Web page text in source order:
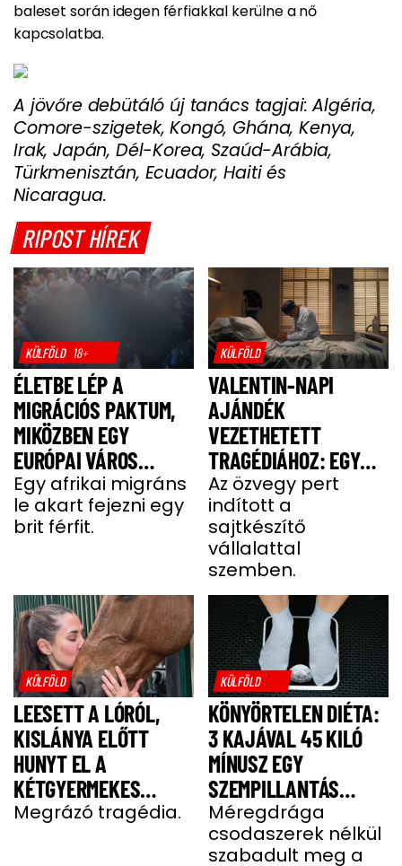
baleset során idegen férfiakkal kerülne a nő
kapcsolatba.
A jövőre debütáló új tanács tagjai: Algéria,
Comore-szigetek, Kongó, Ghána, Kenya,
Irak, Japán, Dél-Korea, Szaúd-Arábia,
Türkmenisztán, Ecuador, Haiti és
Nicaragua.
RIPOST HÍREK
KÜLFÖLD 18+
ÉLETBE LÉP A
MIGRÁCIÓS PAKTUM,
MIKÖZBEN EGY
EURÓPAI VÁROS
LÁNGOKBAN ÁLL A
MIGRÁNSERŐSZAK
MIATT
Egy afrikai migráns
le akart fejezni egy
brit férfit.
KÜLFÖLD
VALENTIN-NAPI
AJÁNDÉK
VEZETHETETT
TRAGÉDIÁHOZ: EGY
SAJT MIATT HALT MEG
A FÉRJ
Az özvegy pert
indított a
sajtkészítő
vállalattal
szemben.
KÜLFÖLD
LEESETT A LÓRÓL,
KISLÁNYA ELŐTT
HUNYT EL A
KÉTGYERMEKES
DONATELLA
Megrázó tragédia.
KÜLFÖLD
KÖNYÖRTELEN DIÉTA:
3 KAJÁVAL 45 KILÓ
MÍNUSZ EGY
SZEMPILLANTÁS
ALATT
Méregdrága
csodaszerek nélkül
szabadult meg a